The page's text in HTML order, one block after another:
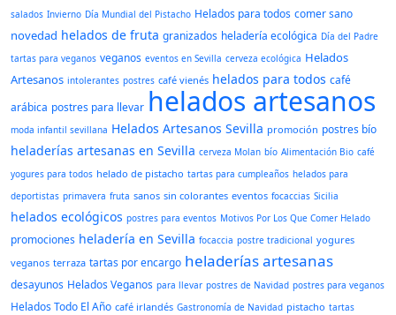
salados Invierno Día Mundial del Pistacho Helados para todos comer sano
novedad helados de fruta granizados heladería ecológica Día del Padre
tartas para veganos veganos eventos en Sevilla cerveza ecológica Helados
Artesanos intolerantes postres café vienés helados para todos café
arábica postres para llevar helados artesanos
moda infantil sevillana Helados Artesanos Sevilla promoción postres bío
heladerías artesanas en Sevilla cerveza Molan bío Alimentación Bio café
yogures para todos helado de pistacho tartas para cumpleaños helados para
deportistas primavera fruta sanos sin colorantes eventos focaccias Sicilia
helados ecológicos postres para eventos Motivos Por Los Que Comer Helado
promociones heladería en Sevilla focaccia postre tradicional yogures
veganos terraza tartas por encargo heladerías artesanas
desayunos Helados Veganos para llevar postres de Navidad postres para veganos
Helados Todo El Año café irlandés Gastronomía de Navidad pistacho tartas